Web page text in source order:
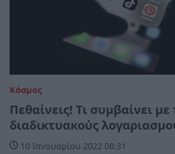
Κόσμος
Πεθαίνεις! Τι συμβαίνει με
διαδικτυακούς
10 Ιανουαρίου 2022 08:31